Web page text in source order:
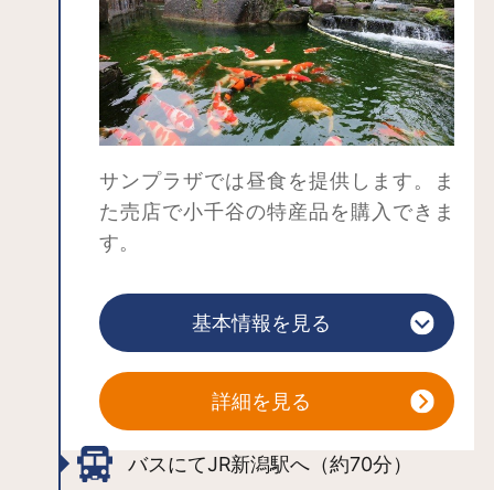
サンプラザでは昼食を提供します。ま
た売店で小千谷の特産品を購入できま
す。
近で鑑賞できます。
基本情報を見る
詳細を見る
バスにてJR新潟駅へ（約70分）